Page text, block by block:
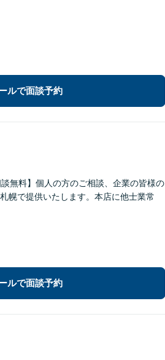
ルで面談予約
無料】個人の方のご相談、企業の皆様の
幌で提供いたします。本店に他士業常
ルで面談予約